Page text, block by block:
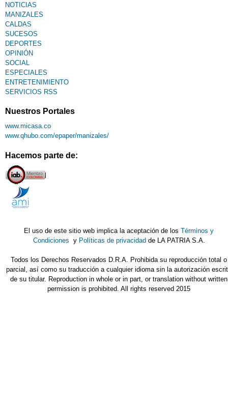
NOTICIAS
MANIZALES
CALDAS
SUCESOS
DEPORTES
OPINIÓN
SOCIAL
ESPECIALES
ENTRETENIMIENTO
SERVICIOS RSS
Nuestros Portales
www.micasa.co
www.qhubo.com/epaper/manizales/
Hacemos parte de:
El uso de este sitio web implica la aceptación de losTérminos y
Condiciones y Políticas de privacidad de LA PATRIA S.A.
Todos los Derechos Reservados D.R.A. Prohibida su reproducción total o
parcial, así como su traducción a cualquier idioma sin la autorización
de su titular. Reproduction in whole or in part, or translation without written
permission is prohibited. All rights reserved 2015